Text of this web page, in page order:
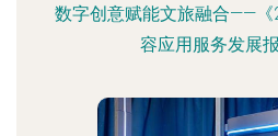
数字创意赋能文旅融合——《
容应用服务发展